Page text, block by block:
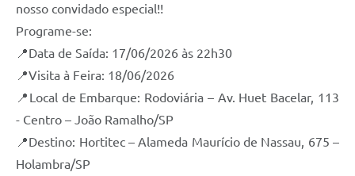
nosso convidado especial!!
Programe-se:
📍Data de Saída: 17/06/2026 às 22h30
📍Visita à Feira: 18/06/2026
📍Local de Embarque: Rodoviária – Av. Huet Bacelar, 113
- Centro – João Ramalho/SP
📍Destino: Hortitec – Alameda Maurício de Nassau, 675 –
Holambra/SP